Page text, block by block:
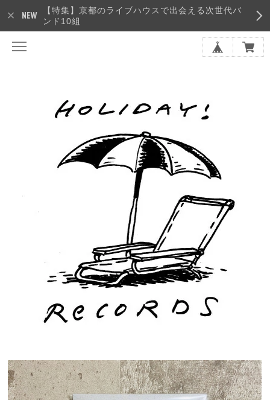
【特集】京都のライブハウスで出会える次世代バ
ンド10組